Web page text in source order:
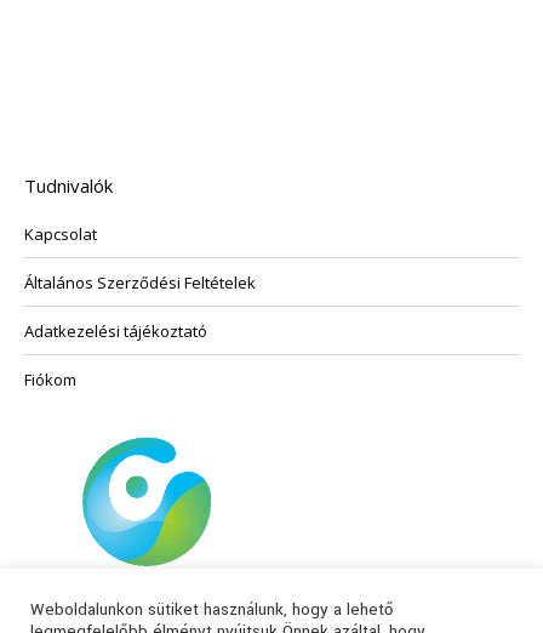
Tudnivalók
Kapcsolat
Általános Szerződési Feltételek
Adatkezelési tájékoztató
Fiókom
Weboldalunkon sütiket használunk, hogy a lehető